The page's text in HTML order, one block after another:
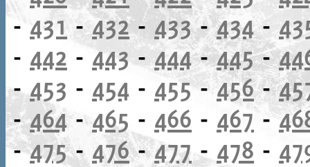
- 431 -432- 433-434-
- 442 -443-444-445-
-453 - 454 - 455-456-
-464-465 - 466 - 467-
-475- 476-477- 478 -